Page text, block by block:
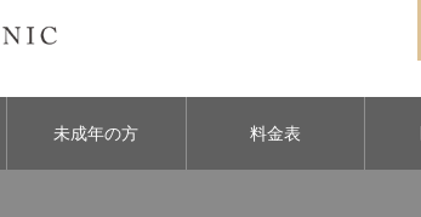
未成年の方 料金表